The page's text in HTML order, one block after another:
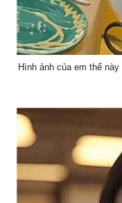
Hình ảnh của em thế